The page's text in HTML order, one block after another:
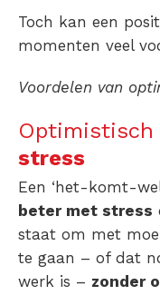
Toch kan een
momenten veel
Voordelen van
stress
Een ‘het-komt-
beter met stress
staat om met
te gaan – of dat
werk is – zonder